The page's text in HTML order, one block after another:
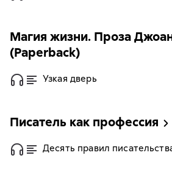
Магия жизни. Проза
(Paperback)
Узкая дверь
Писатель как профессия
Десять правил